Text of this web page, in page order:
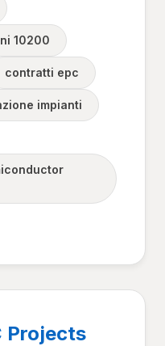
10200
contratti epc
impianti
Projects